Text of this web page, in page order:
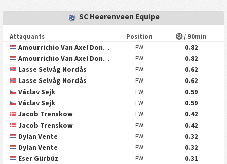
SC Heerenveen Equipe
Attaquants Position / 90min
Amourrichio Van Axel Dongen FW
0.82
Amourrichio Van Axel Dongen
FW
0.82
Lasse Selvåg Nordås
FW
0.62
Lasse Selvåg Nordås
FW
0.62
Václav Sejk
FW
0.59
Václav Sejk
FW
0.59
Jacob Trenskow
FW
0.42
Jacob Trenskow
FW
0.42
Dylan Vente
FW
0.32
Dylan Vente
FW
0.32
Eser Gürbüz
FW
0.31